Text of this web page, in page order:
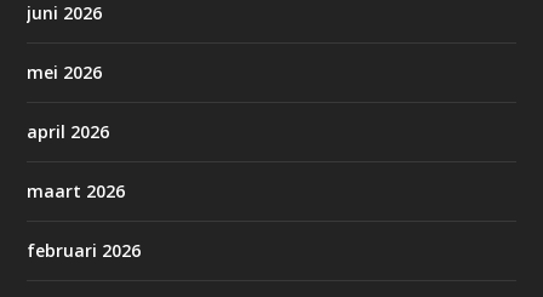
juni 2026
mei 2026
april 2026
maart 2026
februari 2026